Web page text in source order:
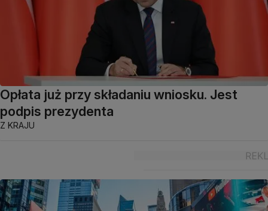
Opłata już przy składaniu wniosku. Jest
podpis prezydenta
Z KRAJU